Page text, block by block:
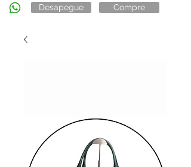
Desapegue Compre